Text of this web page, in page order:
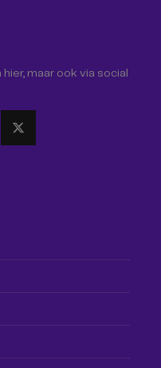
maar ook via social